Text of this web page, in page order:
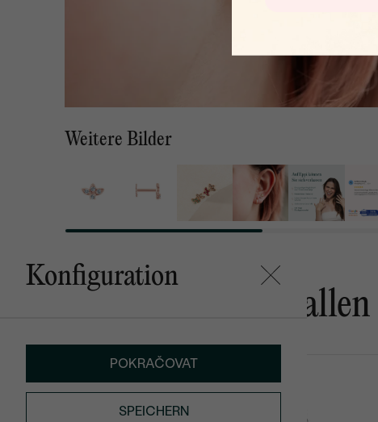
Weitere Bilder
Konfiguration
POKRAČOVAT
SPEICHERN
Das könnte Ihnen gefallen
Figaro
AUF LAGER